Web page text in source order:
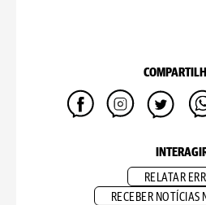
RELATAR
RECEBER NOTÍCIAS